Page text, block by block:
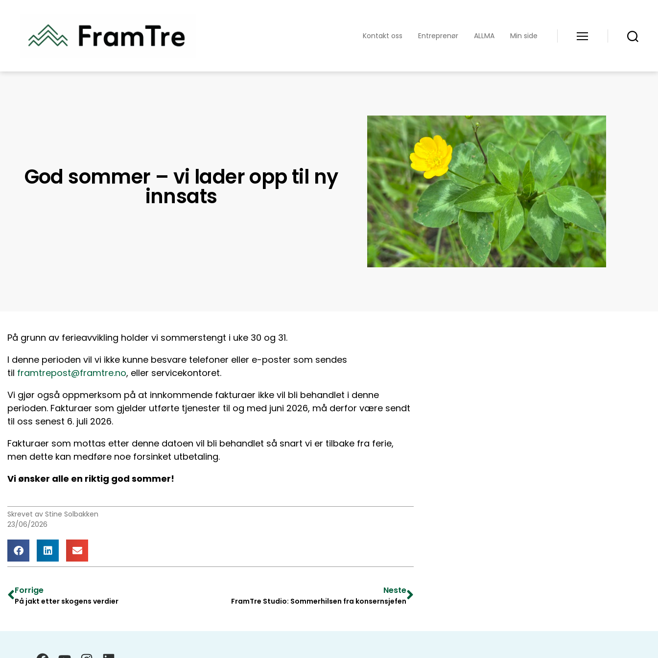
Kontakt oss Entreprenør ALLMA Min side
God sommer – vi lader opp til ny
innsats
På grunn av ferieavvikling holder vi sommerstengt i uke 30 og 31.
I denne perioden vil vi ikke kunne besvare telefoner eller e-poster som sendes
til framtrepost@framtre.no, eller servicekontoret.
Vi gjør også oppmerksom på at innkommende fakturaer ikke vil bli behandlet i denne
perioden. Fakturaer som gjelder utførte tjenester til og med juni 2026, må derfor være sendt
til oss senest 6. juli 2026.
Fakturaer som mottas etter denne datoen vil bli behandlet så snart vi er tilbake fra ferie,
men dette kan medføre noe forsinket utbetaling.
Vi ønsker alle en riktig god sommer!
Skrevet av Stine Solbakken
23/06/2026
Forrige
På jakt etter skogens verdier
Neste
FramTre Studio: Sommerhilsen fra konsernsjefen